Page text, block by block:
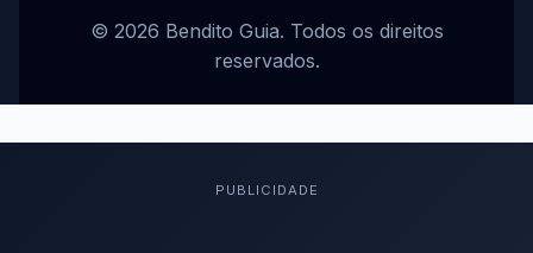
© 2026 Bendito Guia. Todos os direitos
reservados.